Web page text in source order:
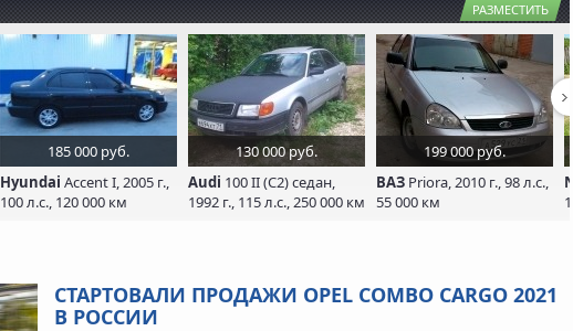
РАЗМЕСТИТЬ
185 000 руб.
Hyundai Accent I, 2005 г.,
100 л.с., 120 000 км
130 000 руб.
Audi 100 II (C2) седан,
1992 г., 115 л.с., 250 000 км
199 000 руб.
ВАЗ Priora, 2010 г., 98 л.с.,
55 000 км
СТАРТОВАЛИ ПРОДАЖИ OPEL COMBO CARGO 2021
В РОССИИ